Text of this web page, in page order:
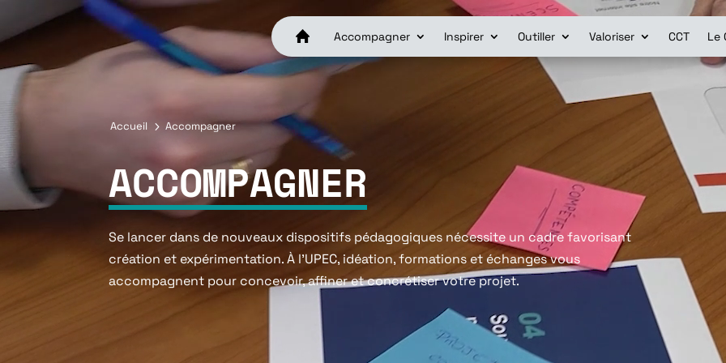
Accompagner Inspirer Outiller Valoriser CCT Le
vidéo
Accueil 5 Accompagner
ACCOMPAGNER
Se lancer dans de nouveaux dispositifs pédagogiques nécessite un cadre favorisant
création et expérimentation.À l’UPEC, idéation, formations et échanges vous
accompagnent pour concevoir, affiner et concrétiser votre projet.